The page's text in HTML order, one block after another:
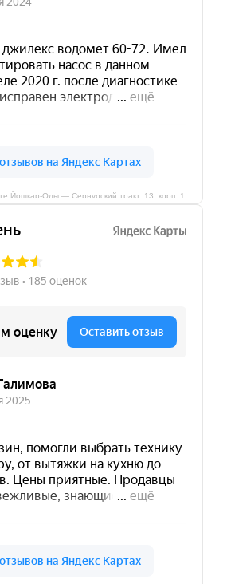
Йошкар‑Олы — Сернурский тракт, 13, корп. 1